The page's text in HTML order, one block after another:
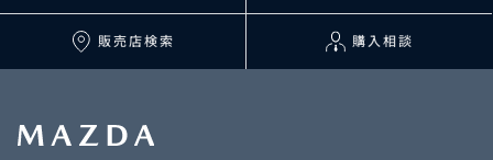
販売店検索 購入相談